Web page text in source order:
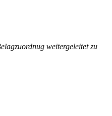
weitergeleitet zu